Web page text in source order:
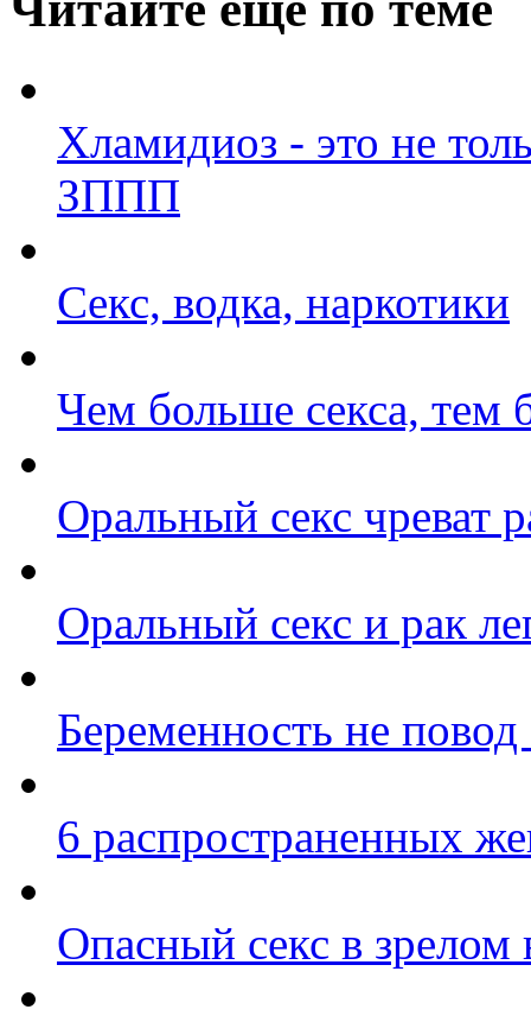
Хламидиоз - это не
ЗППП
Секс, водка, наркотики
Чем больше секса, тем
Оральный секс чреват
Оральный секс и рак
Беременность не повод
6 распространенных
Опасный секс в зрелом